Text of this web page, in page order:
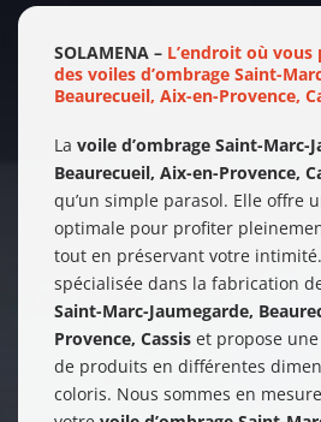
SOLAMENA – L’endroit où
des voiles d’ombrage Saint-
Beaurecueil, Aix-en-Provence,
La voile d’ombrage Saint-Marc-
Beaurecueil, Aix-en-Provence,
qu’un simple parasol. Elle offre
optimale pour profiter
tout en préservant votre intimité.
spécialisée dans la fabrication
Saint-Marc-Jaumegarde,
Provence, Cassis et propose
de produits en différentes
coloris. Nous sommes en